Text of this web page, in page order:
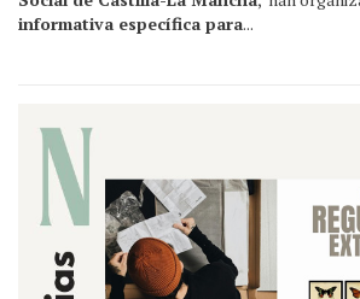
informativa específica para...